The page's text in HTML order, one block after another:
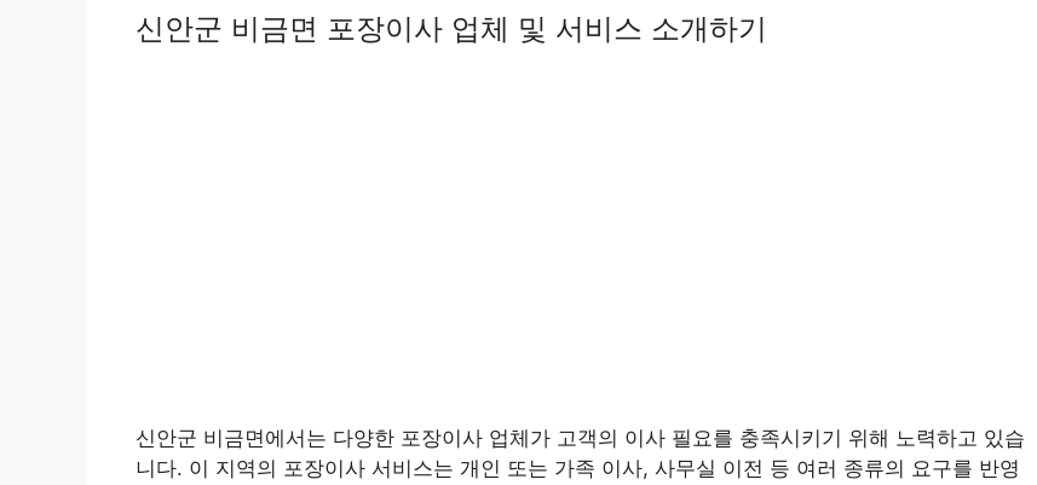
신안군 비금면 포장이사 업체 및 서비스 소개하기
신안군 비금면에서는 다양한 포장이사 업체가 고객의 이사 필요를 충족시키기 위해 노력하고 있습
니다. 이 지역의 포장이사 서비스는 개인 또는 가족 이사, 사무실 이전 등 여러 종류의 요구를 반영